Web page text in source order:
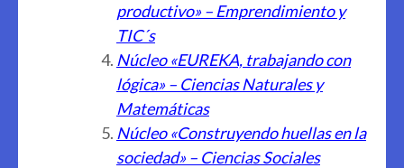
productivo» – Emprendimiento y
TIC´s
Núcleo «EUREKA, trabajando con
lógica» – Ciencias Naturales y
Matemáticas
Núcleo «Construyendo huellas en la
sociedad» – Ciencias Sociales